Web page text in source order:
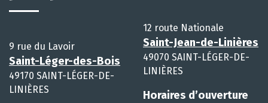
9 rue du Lavoir
Saint-Léger-des-Bois
49170 SAINT-LÉGER-DE-
LINIÈRES
12 route Nationale
Saint-Jean-de-Linières
49070 SAINT-LÉGER-DE-
LINIÈRES
Horaires d’ouverture